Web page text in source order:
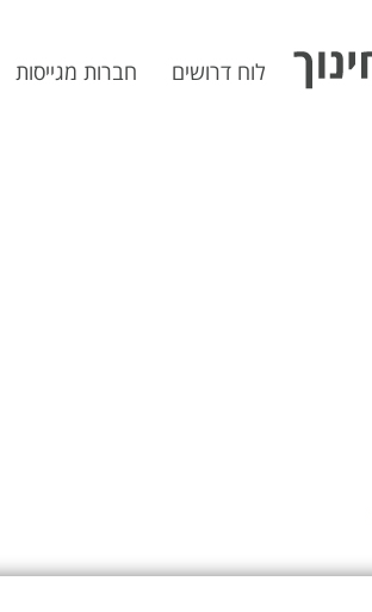
לוח דרושים חברות מגייסות